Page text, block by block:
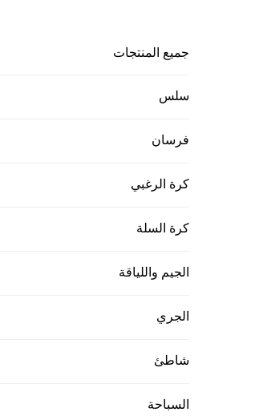
جميع المنتجات
سلس
فرسان
كرة الرغبي
كرة السلة
الجيم واللياقة
الجري
شاطئ
السباحة